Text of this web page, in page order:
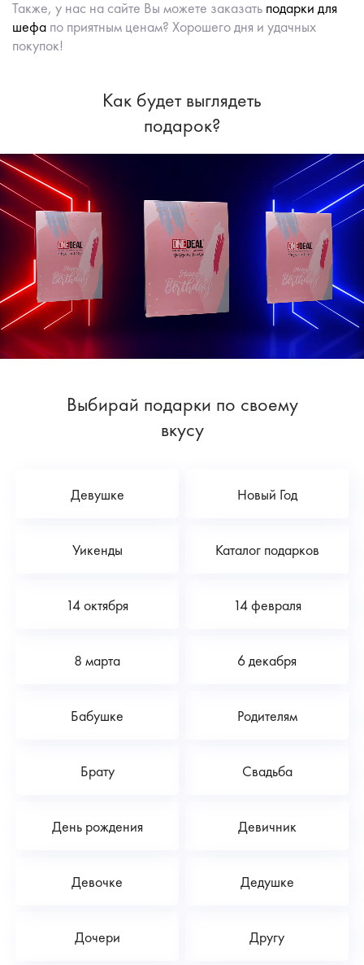
Также, у нас на сайте Вы можете заказать подарки для
шефа по приятным ценам? Хорошего дня и удачных
покупок!
Как будет выглядеть
подарок?
Выбирай подарки по своему
вкусу
Девушке Новый Год
Уикенды Каталог подарков
14 октября 14 февраля
8 марта 6 декабря
Бабушке Родителям
Брату Свадьба
День рождения Девичник
Девочке Дедушке
Дочери Другу